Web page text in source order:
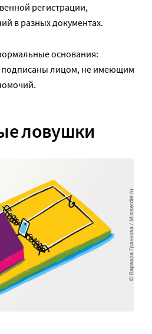
регистрации,
в разных документах.
основания:
подписаны лицом, не имеющим
ловушки